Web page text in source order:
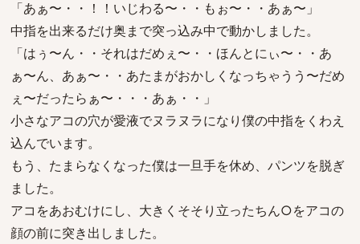
「あぁ〜・・！！いじわる〜・・もぉ〜・・あぁ〜」
中指を出来るだけ奥まで突っ込み中で動かしました。
「はぅ〜ん・・それはだめぇ〜・・ほんとにぃ〜・・あ
ぁ〜ん、あぁ〜・・あたまがおかしくなっちゃうう〜だめ
ぇ〜だったらぁ〜・・・あぁ・・」
小さなアコの穴が愛液でヌラヌラになり僕の中指をくわえ
込んでいます。
もう、たまらなくなった僕は一旦手を休め、パンツを脱ぎ
ました。
アコをあおむけにし、大きくそそり立ったちん○をアコの
顔の前に突き出しました。